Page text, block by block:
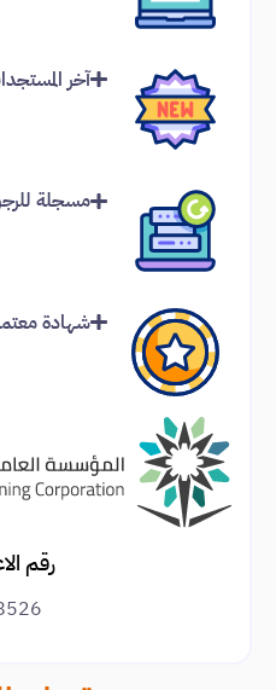
آخر
مسجلة
شهادة
رقم